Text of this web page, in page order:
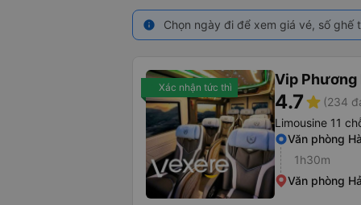
info Chọn ngày đi để xem giá vé, số
Xác nhận tức thì Vip Phương
4.7star (234
Limousine 11
Văn phòng
1h30m
Văn phòng